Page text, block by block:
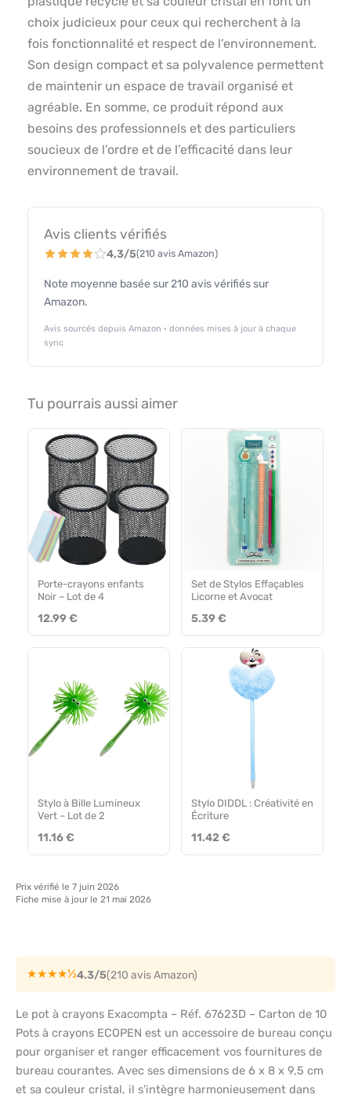
choix judicieux pour ceux qui recherchent à la
fois fonctionnalité et respect de l’environnement.
Son design compact et sa polyvalence permettent
de maintenir un espace de travail organisé et
agréable. En somme, ce produit répond aux
besoins des professionnels et des particuliers
soucieux de l’ordre et de l’efficacité dans leur
environnement de travail.
Avis clients vérifiés
4,3/5(210 avis Amazon)
Note moyenne basée sur 210 avis vérifiés sur
Amazon.
Avis sourcés depuis Amazon · données mises à jour à chaque
sync
Tu pourrais aussi aimer
Porte-crayons enfants
Noir – Lot de 4
12.99 €
Set de Stylos Effaçables
Licorne et Avocat
5.39 €
Stylo à Bille Lumineux
Vert – Lot de 2
11.16 €
Stylo DIDDL : Créativité en
Écriture
11.42 €
Prix vérifié le 7 juin 2026
Fiche mise à jour le 21 mai 2026
★★★★½4.3/5(210 avis Amazon)
Le pot à crayons Exacompta – Réf. 67623D – Carton de 10
Pots à crayons ECOPEN est un accessoire de bureau conçu
pour organiser et ranger efficacement vos fournitures de
bureau courantes. Avec ses dimensions de 6 x 8 x 9,5 cm
et sa couleur cristal, il s’intègre harmonieusement dans